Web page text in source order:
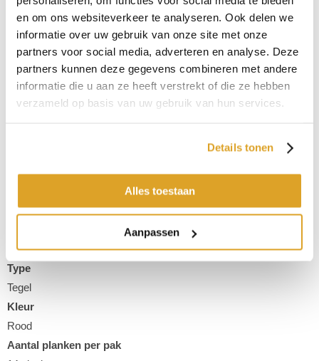
en om ons websiteverkeer te analyseren. Ook delen we
informatie over uw gebruik van onze site met onze
partners voor social media, adverteren en analyse. Deze
partners kunnen deze gegevens combineren met andere
informatie die u aan ze heeft verstrekt of die ze hebben
verzameld op basis van uw gebruik van hun services.
Details tonen
Alles toestaan
Aanpassen
€ 36,95 p/m2
Productnaam
Ambiant Viretto Red 2029
Productnummer
100 x 25 cm
Type
Tegel
Kleur
Rood
Aantal planken per pak